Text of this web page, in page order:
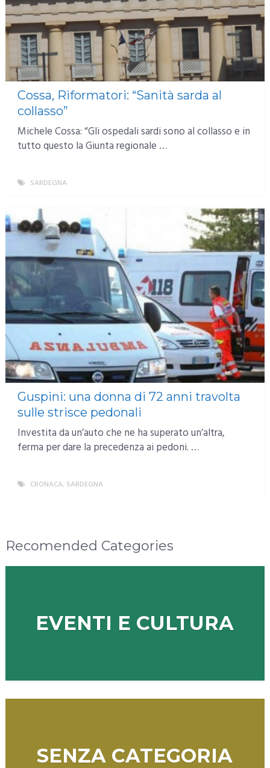
Cossa, Riformatori: “Sanità sarda al
collasso”
Michele Cossa: “Gli ospedali sardi sono al collasso e in
tutto questo la Giunta regionale …
SARDEGNA
Guspini: una donna di 72 anni travolta
sulle strisce pedonali
Investita da un’auto che ne ha superato un’altra,
ferma per dare la precedenza ai pedoni. …
CRONACA, SARDEGNA
Recomended Categories
EVENTI E CULTURA
SENZA CATEGORIA